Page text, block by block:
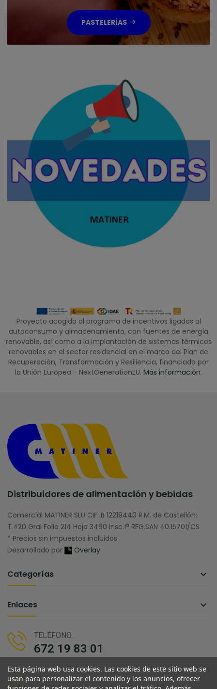
PASTELERÍAS
Proyecto acogido al programa de incentivos ligados al
autoconsumo y almacenamiento, con fuentes de energía
renovable, así como a la implantación de sistemas térmicos
renovables en el sector residencial en el marco del Plan de
Recuperación, Transformación y Resiliencia, financiado por
la Unión Europea - NextGenerationEU. Más información.
Distribuidores de alimentación y bebidas
Comercial MATINER SLU CIF: B 12219440 R.M. de Castellón:
T.420 Gral Folio 214 Hoja 3490 Insc.1ª REG.SAN 40.15701/CS
* Precios sin impuestos incluidos
Desarrollado por
Overlay
Categorías 
Enlaces 
TELÉFONO
672 19 83 01
EMAIL
Esta página web usa cookies. Las cookies de este sitio web se
usan para personalizar el contenido y los anuncios, ofrecer